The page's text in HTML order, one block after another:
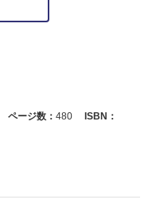
ページ数： 480
ISBN：